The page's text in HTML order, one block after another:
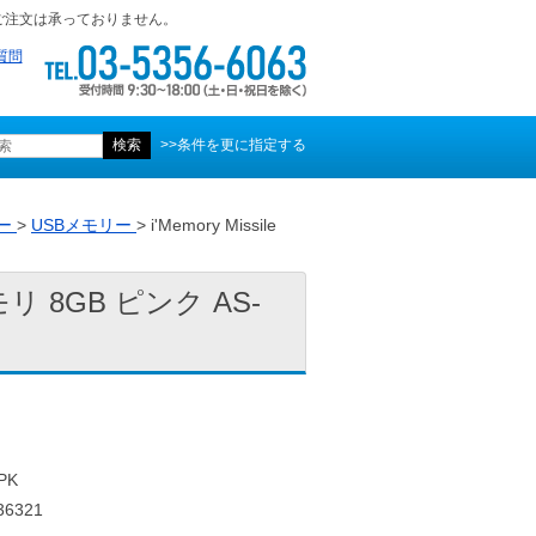
文は承っておりません。
問
>>条件を更に指定する
> USBメモリー > i'Memory Missile
リ 8GB ピンク AS-